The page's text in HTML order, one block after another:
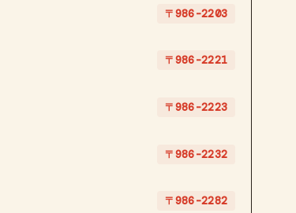
〒986-2203
〒986-2221
〒986-2223
〒986-2232
〒986-2282